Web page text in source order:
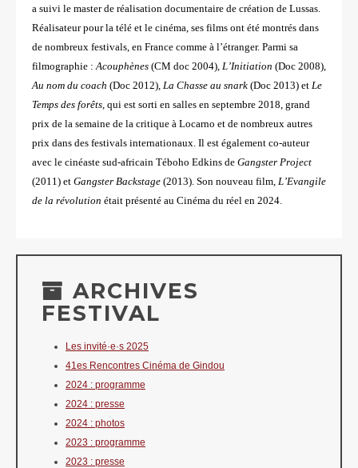
a suivi le master de réalisation documentaire de création de Lussas.
Réalisateur pour la télé et le cinéma, ses films ont été montrés dans
de nombreux festivals, en France comme à l’étranger. Parmi sa
filmographie : Acouphènes (CM doc 2004), L’Initiation (Doc 2008),
Au nom du coach (Doc 2012), La Chasse au snark (Doc 2013) et Le
Temps des forêts , qui est sorti en salles en septembre 2018, grand
prix de la semaine de la critique à Locarno et de nombreux autres
prix dans des festivals internationaux. Il est également co-auteur
avec le cinéaste sud-africain Téboho Edkins de Gangster Project
(2011) et Gangster Backstage (2013). Son nouveau film, L’Evangile
de la révolution était présenté au Cinéma du réel en 2024.
ARCHIVES
FESTIVAL
Les invité·e·s 2025
41es Rencontres Cinéma de Gindou
2024 : programme
2024 : presse
2024 : photos
2023 : programme
2023 : presse